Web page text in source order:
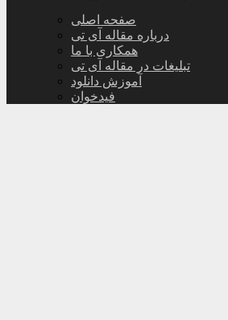
صفحه اصلی
درباره مقاله آی تی
همکاری با ما
تبلیغات در مقاله آی تی
آموزش دانلود
فیدخوان